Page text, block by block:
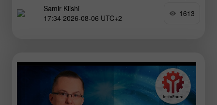
rapports économiques prévus pour demain. Les haussiers
ont repris la main fin juin, suivis d’un
Samir Klishi
17:34 2026-08-06 UTC+2
1613